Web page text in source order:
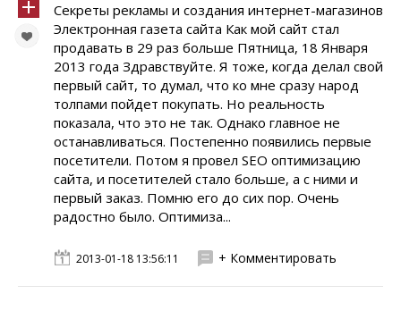
Секреты рекламы и создания интернет-магазинов
Электронная газета сайта Как мой сайт стал
продавать в 29 раз больше Пятница, 18 Января
2013 года Здравствуйте. Я тоже, когда делал свой
первый сайт, то думал, что ко мне сразу народ
толпами пойдет покупать. Но реальность
показала, что это не так. Однако главное не
останавливаться. Постепенно появились первые
посетители. Потом я провел SEO оптимизацию
сайта, и посетителей стало больше, а с ними и
первый заказ. Помню его до сих пор. Очень
радостно было. Оптимиза...
2013-01-18 13:56:11 + Комментировать